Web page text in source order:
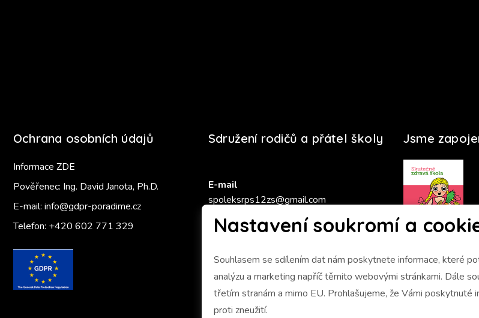
Nastavení soukromí a
Souhlasem se sdílením dat nám poskytnete informace, které
analýzu a marketing napříč těmito webovými stránkami. Dále souhlasíte s předáním údajů
třetím stranám a mimo EU. Prohlašujeme, že Vámi poskytnuté
proti zneužití.
Ochrana osobních údajů
Informace ZDE
Pověřenec: Ing. David Janota, Ph.D.
E-mail: info@gdpr-poradime.cz
Telefon: +420 602 771 329
Sdružení rodičů a přátel školy
E-mail
spoleksrps12zs@gmail.com
Zlatý Ámos 2025/2026
Jsme